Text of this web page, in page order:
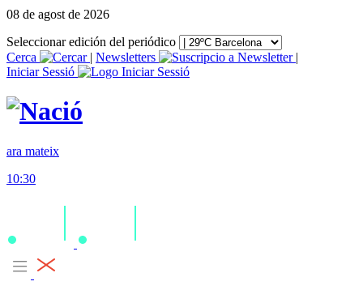
08 de agost de 2026
Seleccionar edición del periódico
Cerca
| Newsletters
|
Iniciar Sessió
ara mateix
10:30